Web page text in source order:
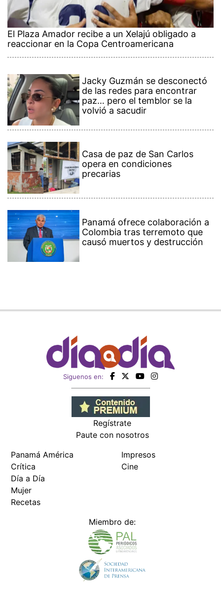
El Plaza Amador recibe a un Xelajú obligado a
reaccionar en la Copa Centroamericana
Jacky Guzmán se desconectó
de las redes para encontrar
paz… pero el temblor se la
volvió a sacudir
Casa de paz de San Carlos
opera en condiciones
precarias
Panamá ofrece colaboración a
Colombia tras terremoto que
causó muertos y destrucción
Siguenos en:
Regístrate
Paute con nosotros
Panamá América
Crítica
Día a Día
Mujer
Recetas
Impresos
Cine
Miembro de: